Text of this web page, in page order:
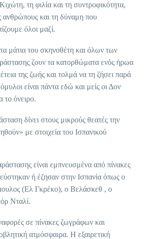
τη φιλία και τη συντροφικότητα,
ανθρώπους και τη δύναμη που
όλοι μαζί.
μάτια του σκηνοθέτη και όλων των
ζουν τα κατορθώματα ενός ήρωα
της ζωής και τολμά να τη ζήσει παρά
είναι πάντα εδώ και μείς οι Δον
το όνειρο.
δίνει στους μικρούς θεατές την
με στοιχεία του Ισπανικού
είναι εμπνευσμένα από πίνακες
ή έζησαν στην Ισπανία όπως ο
(Ελ Γκρέκο), ο Βελάσκεθ , ο
Νταλί.
σε πίνακες ζωγράφων και
ατμόσφαιρα. Η εξαιρετική